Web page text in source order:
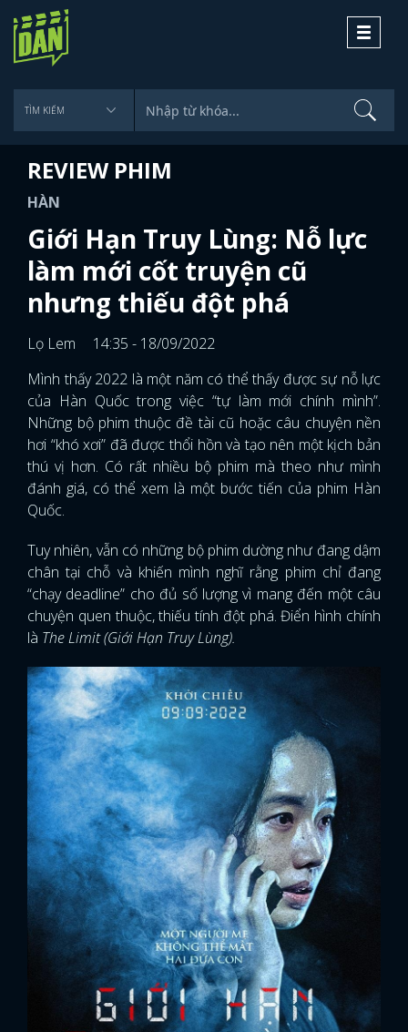
Toggle
REVIEW PHIM
HÀN
Giới Hạn Truy Lùng: Nỗ lực
làm mới cốt truyện cũ
nhưng thiếu đột phá
Lọ Lem
14:35 - 18/09/2022
Mình thấy 2022 là một năm có thể thấy được sự nỗ lực
của Hàn Quốc trong việc “tự làm mới chính mình”.
Những bộ phim thuộc đề tài cũ hoặc câu chuyện nền
hơi “khó xơi” đã được thổi hồn và tạo nên một kịch bản
thú vị hơn. Có rất nhiều bộ phim mà theo như mình
đánh giá, có thể xem là một bước tiến của phim Hàn
Quốc.
Tuy nhiên, vẫn có những bộ phim dường như đang dậm
chân tại chỗ và khiến mình nghĩ rằng phim chỉ đang
“chạy deadline” cho đủ số lượng vì mang đến một câu
chuyện quen thuộc, thiếu tính đột phá. Điển hình chính
là The Limit (Giới Hạn Truy Lùng).